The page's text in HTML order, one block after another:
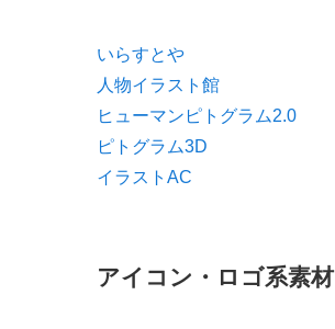
いらすとや
人物イラスト館
ヒューマンピトグラム2.0
ピトグラム3D
イラストAC
アイコン・ロゴ系素材